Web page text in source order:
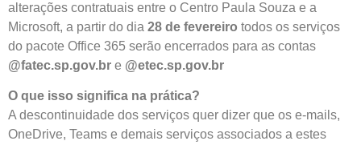
alterações contratuais entre o Centro Paula Souza e a
Microsoft, a partir do dia 28 de fevereiro todos os serviços
do pacote Office 365 serão encerrados para as contas
@fatec.sp.gov.br e @etec.sp.gov.br
O que isso significa na prática?
A descontinuidade dos serviços quer dizer que os e-mails,
OneDrive, Teams e demais serviços associados a estes